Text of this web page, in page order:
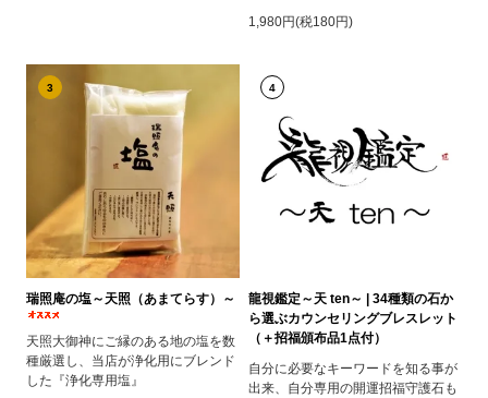
1,980円(税180円)
3
瑞照庵の塩～天照（あまてらす）～
天照大御神にご縁のある地の塩を数
種厳選し、当店が浄化用にブレンド
した『浄化専用塩』
4
龍視鑑定～天 ten～ | 34種類の石か
ら選ぶカウンセリングブレスレット
（＋招福頒布品1点付）
自分に必要なキーワードを知る事が
出来、自分専用の開運招福守護石も